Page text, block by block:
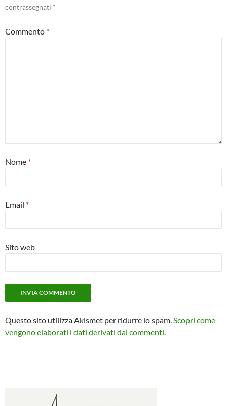
contrassegnati *
Commento *
Nome *
Email *
Sito web
Questo sito utilizza Akismet per ridurre lo spam.Scopri come
vengono elaborati i dati derivati dai commenti.